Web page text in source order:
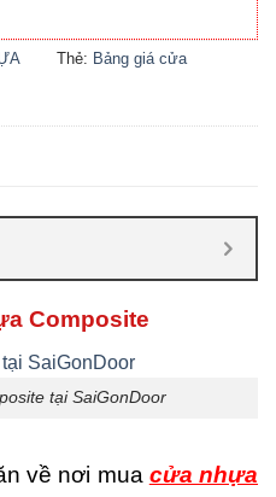
Thẻ: Bảng giá cửa
Composite giá bao nhiêu,
xuất cửa nhựa composite
Composite
tại SaiGonDoor
về nơi mua cửa nhựa